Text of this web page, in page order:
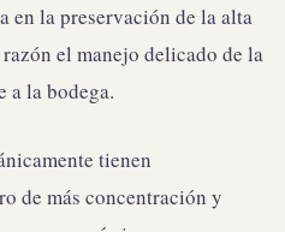
en la preservación de la alta
el manejo delicado de la
a la bodega.
tienen
de más concentración y